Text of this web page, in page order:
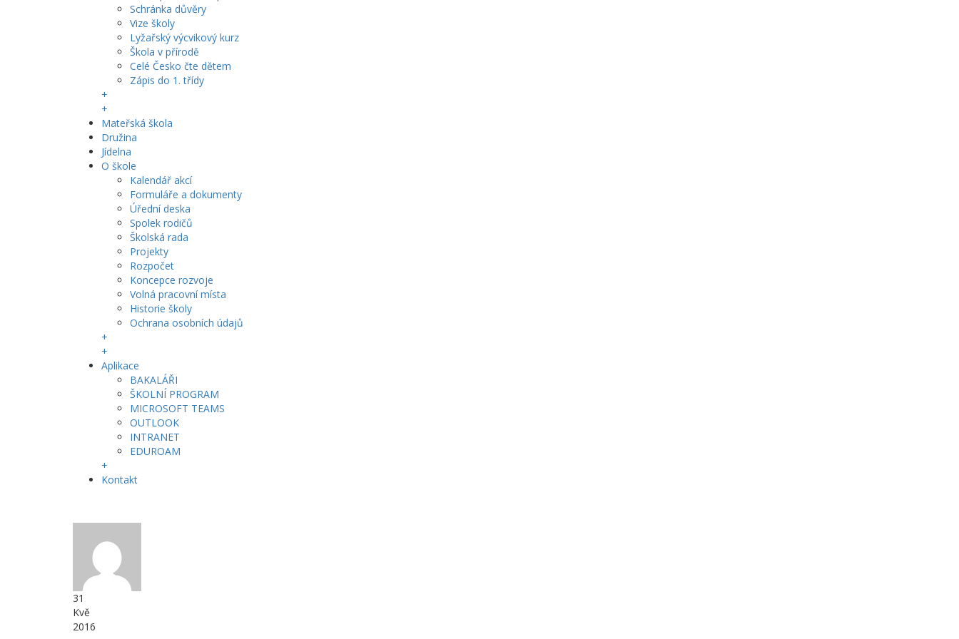
Schránka důvěry
Vize školy
Lyžařský výcvikový kurz
Škola v přírodě
Celé Česko čte dětem
Zápis do 1. třídy
+
+
Mateřská škola
Družina
Jídelna
O škole
Kalendář akcí
Formuláře a dokumenty
Úřední deska
Spolek rodičů
Školská rada
Projekty
Rozpočet
Koncepce rozvoje
Volná pracovní místa
Historie školy
Ochrana osobních údajů
+
+
Aplikace
BAKALÁŘI
ŠKOLNÍ PROGRAM
MICROSOFT TEAMS
OUTLOOK
INTRANET
EDUROAM
+
Kontakt
31
Kvě
2016